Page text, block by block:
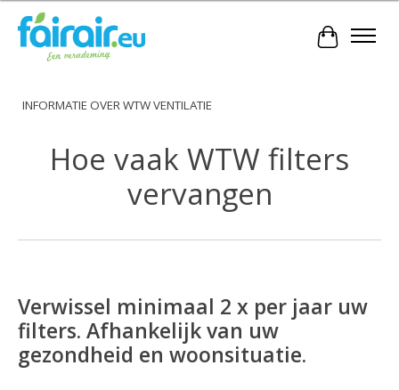
INFORMATIE OVER WTW VENTILATIE
Hoe vaak WTW filters
vervangen
Verwissel minimaal 2 x per jaar uw
filters. Afhankelijk van uw
gezondheid en woonsituatie.